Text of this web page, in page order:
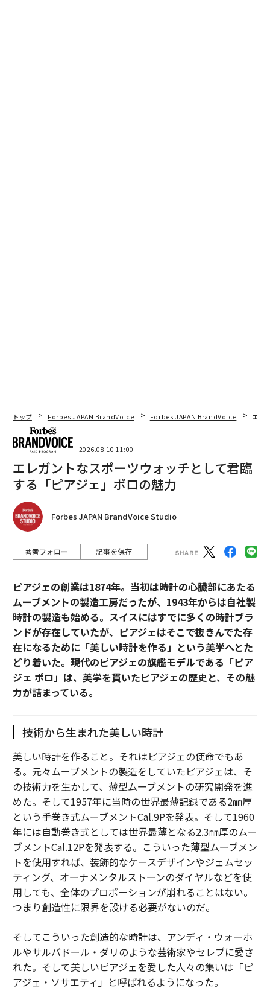
ニングを展開する。
制度的変化を促す。生成AIは非常に速い勢いで私たち全
員に迫っている。それは社会にとって全体として良いの
か、それとも悪いのか。業界は、テクノロジーと官民連
携を活用して、私たち全員をより安全で安心な状態にす
る方法を見定めるうえで、主導的役割を担い得る。
結論と次の一手
私はこのテーマに関する最初の2本の記事で、法執行と
強まっていることを指摘しようとしてきた。また、その
過程で生まれてきた良い面、悪い面、そして醜い面も記
録してきた。私の考えでは、この進展を管理するために
政府の立法や規制を待つべきではない。むしろ、民間の
セキュリティおよびリスク分野が、自らの「文明化の瞬
間」と向き合わなければならない。
（forbes.com 原文
2026年9月号発売中
最新号の購入はこちらから
メンバーシップに登録する
関連記事
M&A成功の鍵はコミュニケーション──企業価値を守る5つの戦略
銀行が見過ごせない「企業文化の漂流」というリスク
トップ Forbes JAPAN BrandVoice Forbes JAPAN BrandVoice エレ
2026.08.10 11:00
エレガントなスポーツウォッチとして君臨
する「ピアジェ」ポロの魅力
Forbes JAPAN BrandVoice Studio
著者フォロー 記事を保存
ピアジェの創業は1874年。当初は時計の心臓部にあたる
ムーブメントの製造工房だったが、1943年からは自社製
時計の製造も始める。スイスにはすでに多くの時計ブラ
ンドが存在していたが、ピアジェはそこで抜きんでた存
在になるために「美しい時計を作る」という美学へとた
どり着いた。現代のピアジェの旗艦モデルである「ピア
ジェ ポロ」は、美学を貫いたピアジェの歴史と、その魅
力が詰まっている。
技術から生まれた美しい時計
美しい時計を作ること。それはピアジェの使命でもあ
る。元々ムーブメントの製造をしていたピアジェは、そ
の技術力を生かして、薄型ムーブメントの研究開発を進
めた。そして1957年に当時の世界最薄記録である2㎜厚
という手巻き式ムーブメントCal.9Pを発表。そして1960
年には自動巻き式としては世界最薄となる2.3㎜厚のムー
ブメントCal.12Pを発表する。こういった薄型ムーブメン
トを使用すれば、装飾的なケースデザインやジェムセッ
ティング、オーナメンタルストーンのダイヤルなどを使
用しても、全体のプロポーションが崩れることはない。
つまり創造性に限界を設ける必要がないのだ。
そしてこういった創造的な時計は、アンディ・ウォーホ
ルやサルバドール・ダリのような芸術家やセレブに愛さ
れた。そして美しいピアジェを愛した人々の集いは「ピ
アジェ・ソサエティ」と呼ばれるようになった。